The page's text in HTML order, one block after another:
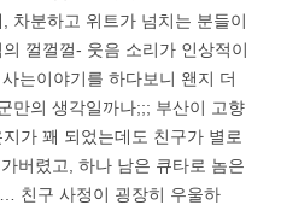
차분하고 위트가 넘치는 분들이
껄껄껄- 웃음 소리가 인상적이
는이야기를 하다보니 왠지 더
만의 생각일까나;;; 부산이 고향
가 꽤 되었는데도 친구가 별로
버렸고, 하나 남은 큐타로 놈은
친구 사정이 굉장히 우울하